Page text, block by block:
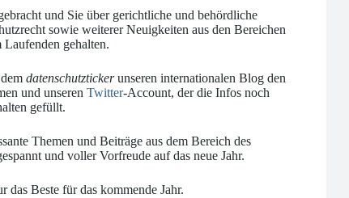
und Sie über gerichtliche und behördliche
sowie weiterer Neuigkeiten aus den Bereichen
gehalten.
demdatenschutztickerunseren internationalen Blog den
und unserenTwitter-Account, der die Infos noch
gefüllt.
Themen und Beiträge aus dem Bereich des
und voller Vorfreude auf das neue Jahr.
das Beste für das kommende Jahr.